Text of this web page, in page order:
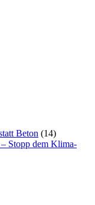
Beton (14)
Stopp dem Klima-